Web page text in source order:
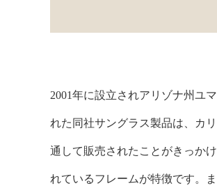
2001年に設立されアリゾナ州ユ
れた同社サングラス製品は、カ
通して販売されたことがきっか
れているフレームが特徴です。